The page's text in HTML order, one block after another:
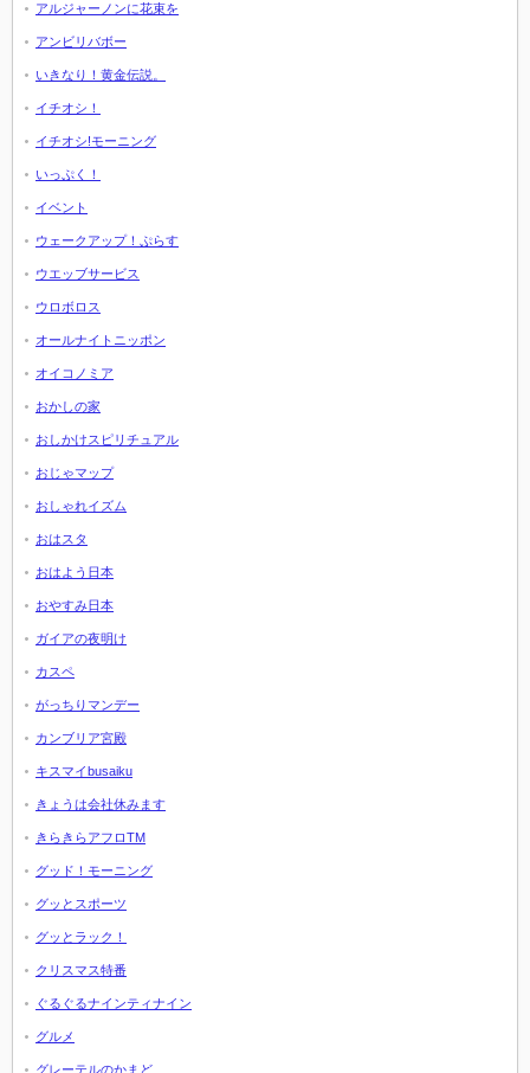
アルジャーノンに花束を
アンビリバボー
いきなり！黄金伝説。
イチオシ！
イチオシ!モーニング
いっぷく！
イベント
ウェークアップ！ぷらす
ウエッブサービス
ウロボロス
オールナイトニッポン
オイコノミア
おかしの家
おしかけスピリチュアル
おじゃマップ
おしゃれイズム
おはスタ
おはよう日本
おやすみ日本
ガイアの夜明け
カスペ
がっちりマンデー
カンブリア宮殿
キスマイbusaiku
きょうは会社休みます
きらきらアフロTM
グッド！モーニング
グッとスポーツ
グッとラック！
クリスマス特番
ぐるぐるナインティナイン
グルメ
グレーテルのかまど